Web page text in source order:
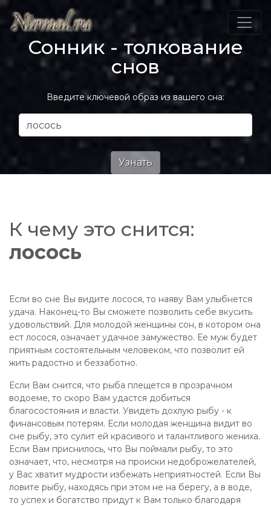
Сонник - толкование
снов
Введите ключевой образ из вашего сна:
К чему это снится:
лосось
Если во сне Вы видите лосося, то наяву Вам улыбнется
удача. Наконец-то Вы сможете позволить себе вкусить
удовольствий. Для молодой женщины сон, в котором она
ест лосося, означает удачное замужество. Ее муж будет
приятным состоятельным человеком, что позволит ей
жить радостно и беззаботно.
Если Вам снится, что рыба плещется в прозрачном
водоеме, то скоро Вам удастся добиться
благосостояния и власти. Увидеть дохлую рыбу - к
финансовым потерям. Если молодая женщина видит во
сне рыбу, это сулит ей красивого и талантливого жениха.
Если Вам приснилось, что Вы поймали рыбу, то это
означает, что, несмотря на происки недоброжелателей,
у Вас хватит мудрости избежать неприятностей. Если Вы
ловите рыбу, находясь при этом не на берегу, а в воде,
то успех и богатство придут к Вам только благодаря